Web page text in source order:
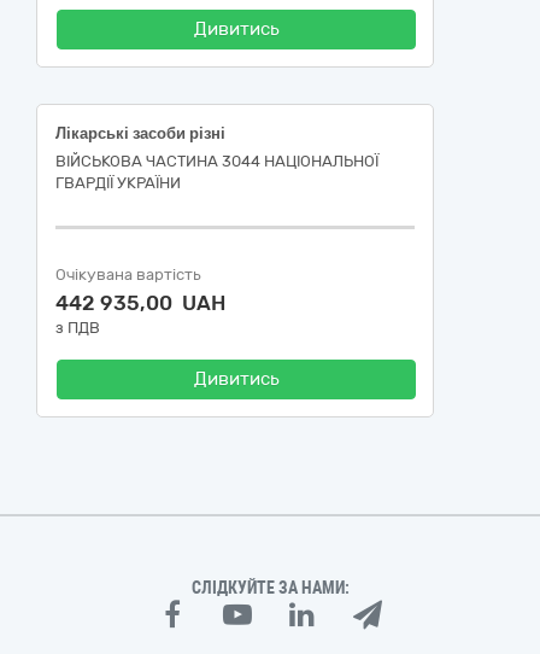
Дивитись
Лікарські засоби різні
ВІЙСЬКОВА ЧАСТИНА 3044 НАЦІОНАЛЬНОЇ
ГВАРДІЇ УКРАЇНИ
Очікувана вартість
442 935,00 UAH
з ПДВ
Дивитись
СЛІДКУЙТЕ ЗА НАМИ: